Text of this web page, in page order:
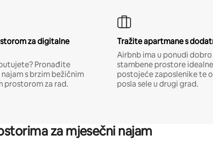
za digitalne
Pronađite
s brzim bežičnim
prostorom za rad.
Tražite apartmane s
Airbnb ima u ponudi
stambene prostore
postojeće zaposlenike te
posla sele u drugi grad.
za mjesečni najam